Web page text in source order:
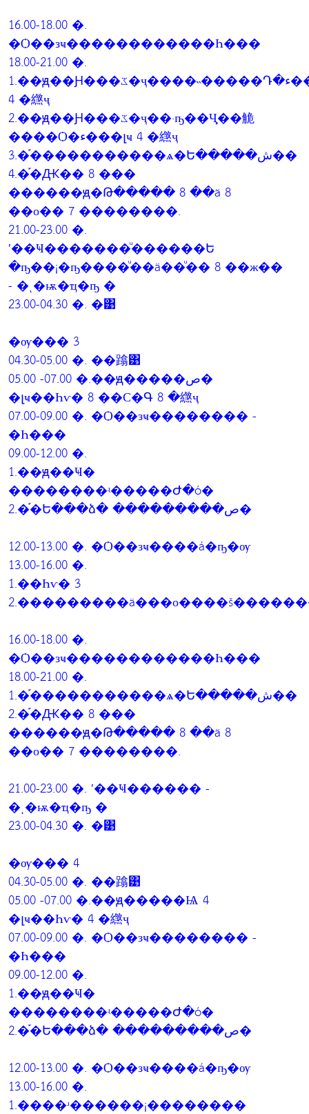
16.00-18.00 �.
�Ѻ��зҹ������������Һ���
18.00-21.00 �.
1.��ԭ��Ԩ���ػ�ҷ����˵�����Դ�ء���լҹ
4 �繺ҷ
2.��ԭ��Ԩ���ػ�ҷ��·ҧ��Ҷ֧��觤
����Ѻ�ء���լҹ 4 �繺ҷ
3.�֡�����������ѧ�Ե�����ش��
4.�֡�Ԫ�� 8 ���
������ԭ�Թ����� 8 ��ä 8
��о�� 7 ��������.
21.00-23.00 �.
ʹ��Ҹ�������ͧ������Ե
�ҧ��¡�ҧ����ͧ��ä��ͧ�� 8 ��ж��
- �ͺ�ѭ�ҵ�ҧ �
23.00-04.30 �. �͹
�ѹ��� 3
04.30-05.00 �. ��蹹͹
05.00 -07.00 �.��ԭ�����ص�
�լҹ��Һѵ� 8 ��С�Գ 8 �繺ҷ
07.00-09.00 �. �Ѻ��зҹ�������� -
�Һ���
09.00-12.00 �.
1.��ԭ��Ҹ�
��������ʵ�����Ժ�ó�
2.�֡�Ե���ձ� ���������ص�
12.00-13.00 �. �Ѻ��зҹ����á�ҧ�ѹ
13.00-16.00 �.
1.��Һѵ� 3
16.00-18.00 �.
�Ѻ��зҹ������������Һ���
18.00-21.00 �.
1.�֡�����������ѧ�Ե�����ش��
2.�֡�Ԫ�� 8 ���
������ԭ�Թ����� 8 ��ä 8
��о�� 7 ��������.
21.00-23.00 �. ʹ��Ҹ������ -
�ͺ�ѭ�ҵ�ҧ �
23.00-04.30 �. �͹
�ѹ��� 4
04.30-05.00 �. ��蹹͹
05.00 -07.00 �.��ԭ�����Ѩ 4
�լҹ��Һѵ� 4 �繺ҷ
07.00-09.00 �. �Ѻ��зҹ�������� -
�Һ���
09.00-12.00 �.
1.��ԭ��Ҹ�
��������ʵ�����Ժ�ó�
2.�֡�Ե���ձ� ���������ص�
12.00-13.00 �. �Ѻ��зҹ����á�ҧ�ѹ
13.00-16.00 �.
1.����ʴ������¡��������